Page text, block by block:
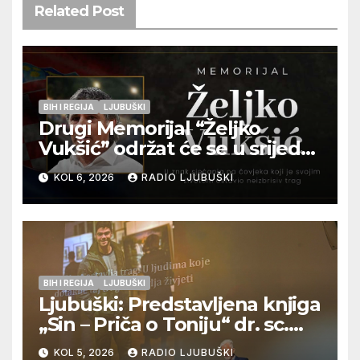
Related Post
BIH I REGIJA LJUBUŠKI
Drugi Memorijal “Željko
Vukšić” održat će se u srijedu
12. kolovoza u Otoku
KOL 6, 2026 RADIO LJUBUŠKI
BIH I REGIJA LJUBUŠKI
Ljubuški: Predstavljena knjiga
„Sin – Priča o Toniju“ dr. sc.
Zdenka Hercega
KOL 5, 2026 RADIO LJUBUŠKI